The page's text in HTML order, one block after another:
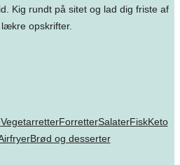
Kig rundt på sitet og lad dig friste af
opskrifter.
VegetarretterForretterSalaterFiskKeto
Brød og desserter